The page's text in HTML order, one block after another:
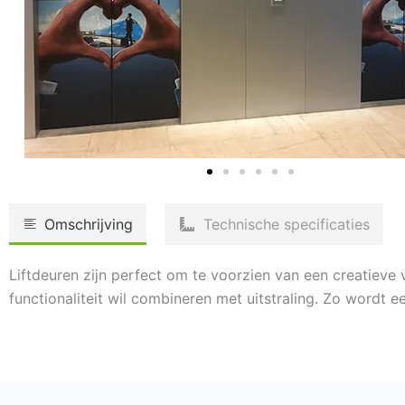
Omschrijving Technische specificaties
Liftdeuren zijn perfect om te voorzien van een creatieve
functionaliteit wil combineren met uitstraling. Zo wordt